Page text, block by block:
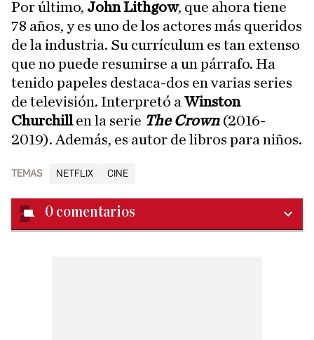
Por último, John Lithgow, que ahora tiene
78 años, y es uno de los actores más queridos
de la industria. Su currículum es tan extenso
que no puede resumirse a un párrafo. Ha
tenido papeles destaca-dos en varias series
de televisión. Interpretó a Winston
Churchillen la serie The Crown(2016-
2019). Además, es autor de libros para niños.
TEMAS NETFLIX CINE
0 comentarios